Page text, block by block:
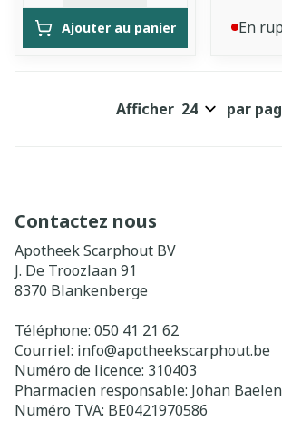
Ajouter au panier En
Afficher par
Contactez nous
Apotheek Scarphout BV
J. De Troozlaan 91
8370 Blankenberge
Téléphone: 050 41 21 62
Courriel: info@apotheekscarphout.be
Numéro de licence: 310403
Pharmacien responsable: Johan Baelen
Numéro TVA: BE0421970586